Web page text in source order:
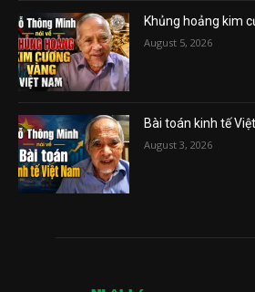
Khủng hoảng kim
August 5, 2026
Bài toán kinh tế
August 3, 2026